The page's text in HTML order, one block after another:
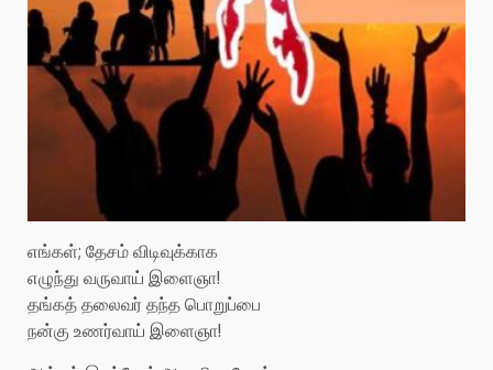
எங்கள்; தேசம் விடிவுக்காக
எழுந்து வருவாய் இளைஞா!
தங்கத் தலைவர் தந்த பொறுப்பை
நன்கு உணர்வாய் இளைஞா!